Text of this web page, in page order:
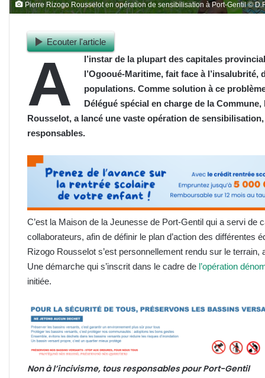
Pierre Rizogo Rousselot en opération de sensibilisation à Port-Gentil ©
Ecouter l'article
A
l’instar de la plupart des capitales
l’Ogooué-Maritime, fait face à
populations. Comme solution à ce
Délégué spécial en charge de la
Rousselot, a lancé une vaste opération de
responsables.
C’est la Maison de la Jeunesse de Port-Gentil qui a servi de
collaborateurs, afin de définir le plan d’action des différentes
Rizogo Rousselot s’est personnellement rendu sur le terrain,
Une démarche qui s’inscrit dans le cadre de l’opération
initiée.
Non à l’incivisme, tous responsables pour Port-Gentil